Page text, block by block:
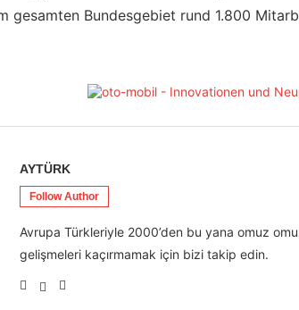
gesamten Bundesgebiet rund 1.800
AYTÜRK
Follow Author
Avrupa Türkleriyle 2000’den bu yana omuz
gelişmeleri kaçırmamak için bizi takip edin.